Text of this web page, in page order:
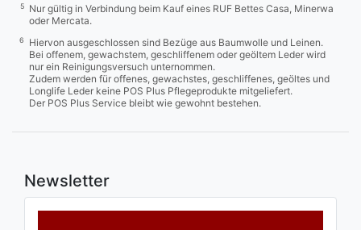
5
Nur gültig in Verbindung beim Kauf eines RUF Bettes Casa, Minerwa
oder Mercata.
6
Hiervon ausgeschlossen sind Bezüge aus Baumwolle und Leinen.
Bei offenem, gewachstem, geschliffenem oder geöltem Leder wird
nur ein Reinigungsversuch unternommen.
Zudem werden für offenes, gewachstes, geschliffenes, geöltes und
Longlife Leder keine POS Plus Pflegeprodukte mitgeliefert.
Der POS Plus Service bleibt wie gewohnt bestehen.
Newsletter